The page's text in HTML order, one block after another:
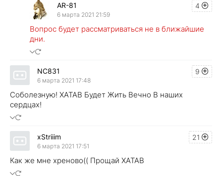
4
AR-81
6 марта 2021 21:59
Вопрос будет рассматриваться не в ближайшие
дни.
9
NC831
6 марта 2021 17:48
Соболезную! XATAB Будет Жить Вечно В наших
сердцах!
21
xStriiim
6 марта 2021 17:51
Как же мне хреново(( Прощай XATAB